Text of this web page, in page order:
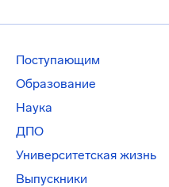
Поступающим
Образование
Наука
ДПО
Университетская жизнь
Выпускники